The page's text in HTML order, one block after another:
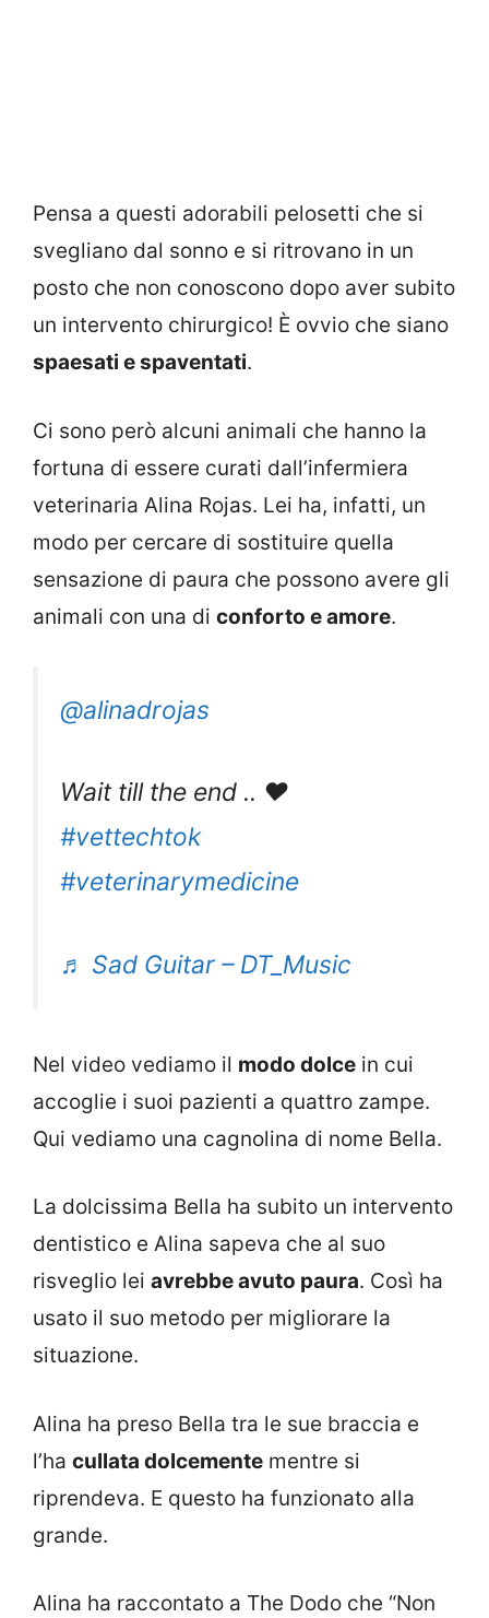
Pensa a questi adorabili pelosetti che si
svegliano dal sonno e si ritrovano in un
posto che non conoscono dopo aver subito
un intervento chirurgico! È ovvio che siano
spaesati e spaventati.
Ci sono però alcuni animali che hanno la
fortuna di essere curati dall’infermiera
veterinaria Alina Rojas. Lei ha, infatti, un
modo per cercare di sostituire quella
sensazione di paura che possono avere gli
animali con una di conforto e amore.
@alinadrojas
Wait till the end .. ❤️
#vettechtok
#veterinarymedicine
♬ Sad Guitar – DT_Music
Nel video vediamo il modo dolce in cui
accoglie i suoi pazienti a quattro zampe.
Qui vediamo una cagnolina di nome Bella.
La dolcissima Bella ha subito un intervento
dentistico e Alina sapeva che al suo
risveglio lei avrebbe avuto paura. Così ha
usato il suo metodo per migliorare la
situazione.
Alina ha preso Bella tra le sue braccia e
l’ha cullata dolcemente mentre si
riprendeva. E questo ha funzionato alla
grande.
Alina ha raccontato a The Dodo che “Non